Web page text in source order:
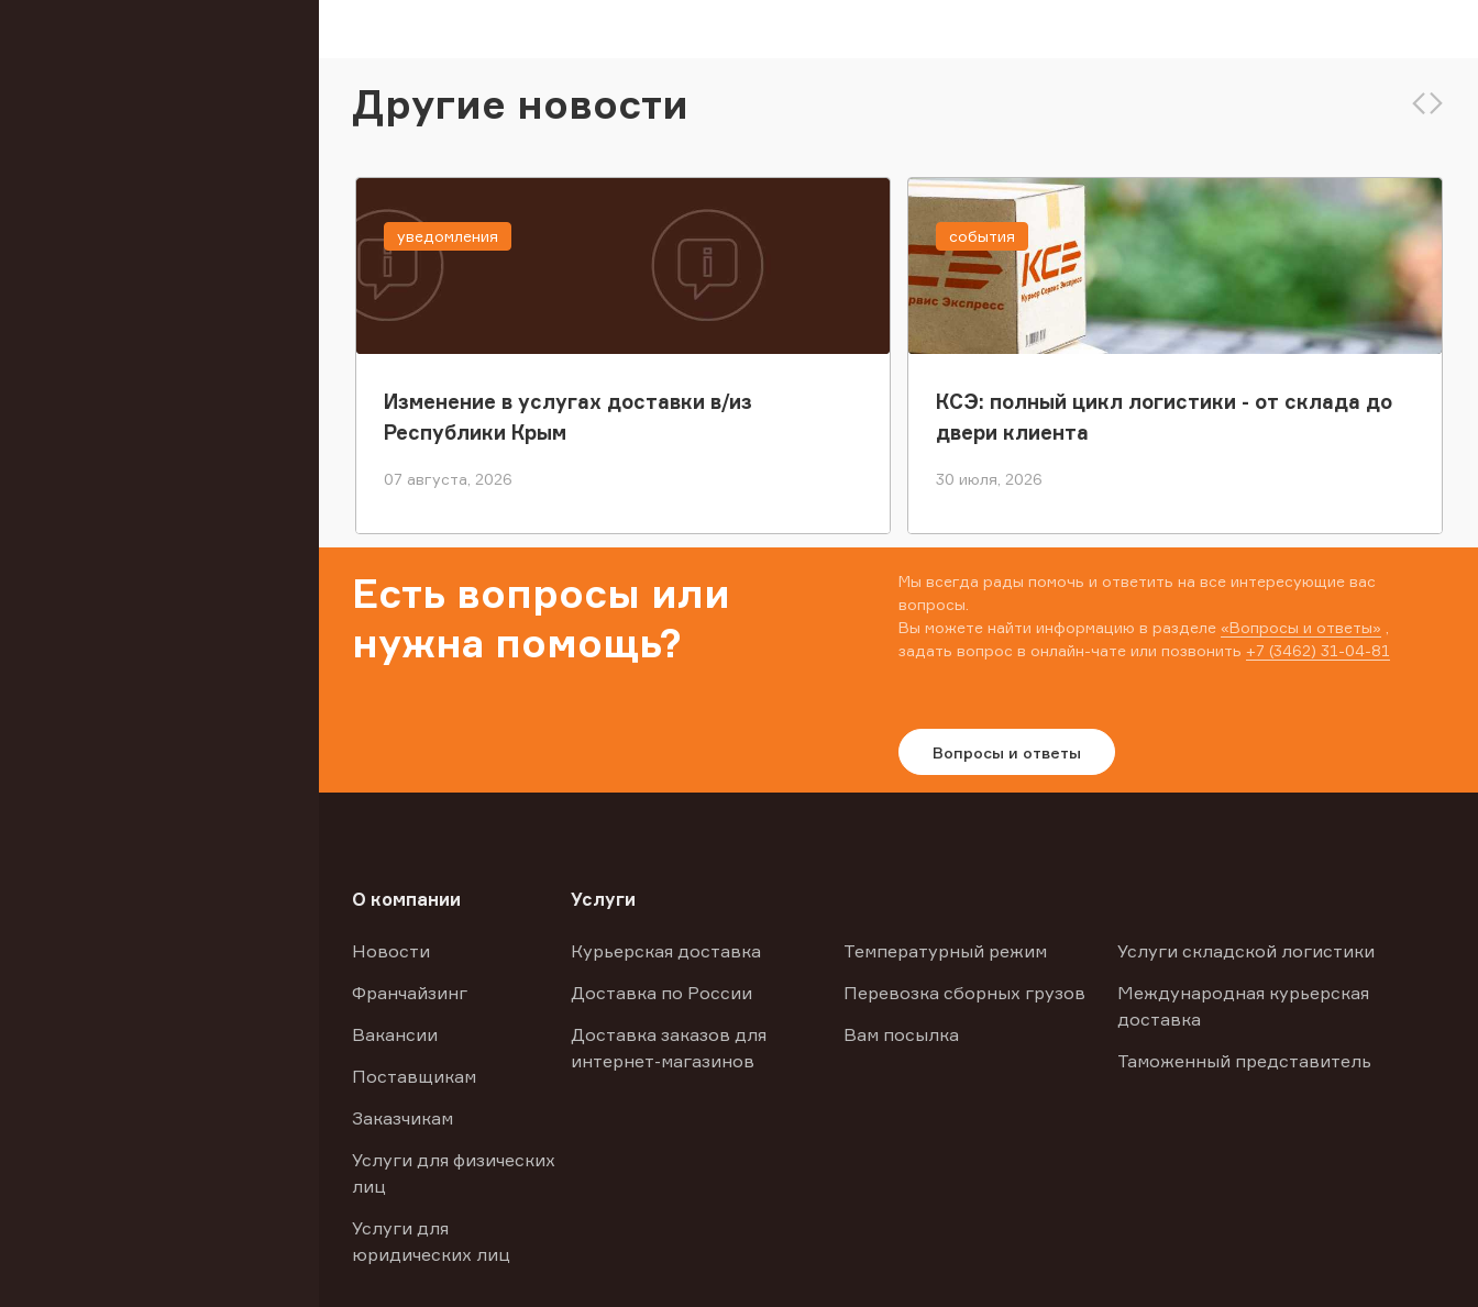
Другие новости
Изменение в услугах доставки в/из
Республики Крым
07 августа, 2026
уведомления
КСЭ: полный цикл логистики - от склада до
двери клиента
30 июля, 2026
события
Есть вопросы или
нужна помощь?
Мы всегда рады помочь и ответить на все интересующие вас
вопросы.
Вы можете найти информацию в разделе «Вопросы и ответы»
задать вопрос в онлайн-чате или позвонить +7 (3462) 31-04-81
Вопросы и ответы
О компании
Новости
Франчайзинг
Вакансии
Поставщикам
Заказчикам
Услуги для физических
лиц
Услуги для
юридических лиц
Услуги
Курьерская доставка
Доставка по России
Доставка заказов для
интернет-магазинов
Температурный режим
Перевозка сборных грузов
Вам посылка
Услуги складской логистики
Международная курьерская
доставка
Таможенный представитель